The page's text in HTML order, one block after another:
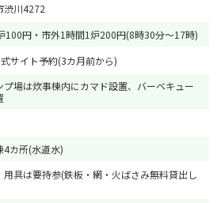
渋川4272
100円・市外1時間1炉200円(8時30分～17時)
サイト予約(3カ月前から)
プ場は炊事棟内にカマド設置、バーベキュー
4カ所(水道水)
用具は要持参(鉄板・網・火ばさみ無料貸出し